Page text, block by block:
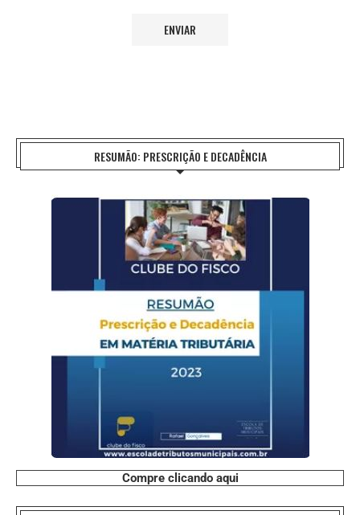
RESUMÃO: PRESCRIÇÃO E DECADÊNCIA
Compre clicando aqui